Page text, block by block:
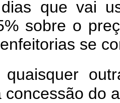
que vai
sobre o
se
quaisquer
concessão do